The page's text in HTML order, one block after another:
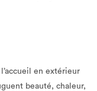
en extérieur
beauté, chaleur,